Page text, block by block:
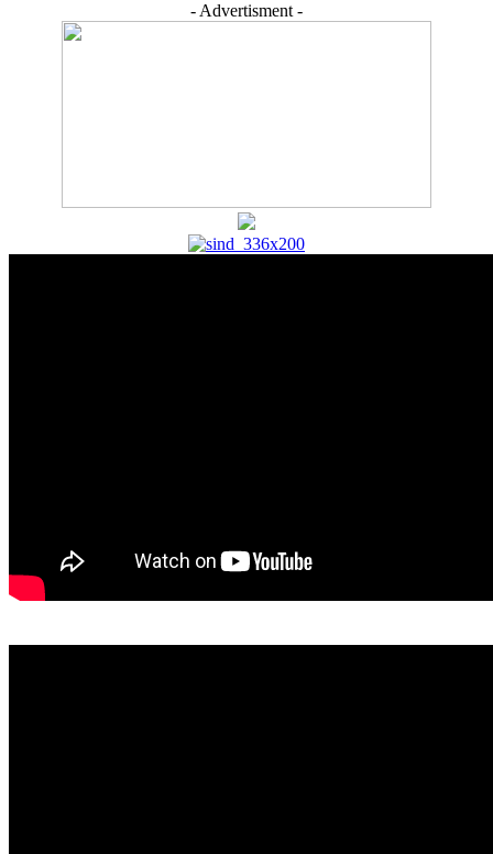
- Advertisment -